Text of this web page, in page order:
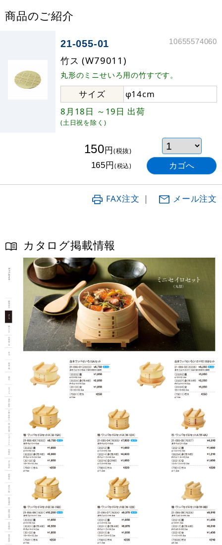
商品のご紹介
21-055-01 10655574060
竹ス (W79011)
丸形のミニせいろ用の竹すです。
サイズ
φ14cm
8月18日 ～19日 出荷
(土日祝を除く)
150円(税抜)
165円(税込)
FAX注文 ｜ メール注文
カタログ掲載情報